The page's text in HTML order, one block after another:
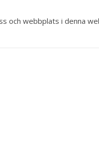
och webbplats i denna